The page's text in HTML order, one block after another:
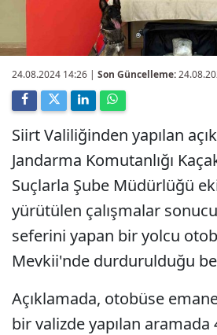
24.08.2024 14:26 | Son Güncelleme:
Siirt Valiliğinden yapılan
Jandarma Komutanlığı
Suçlarla Şube Müdürlüğü
yürütülen çalışmalar
seferini yapan bir yolcu
Mevkii'nde durdurulduğu
Açıklamada, otobüse
bir valizde yapılan